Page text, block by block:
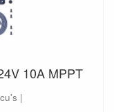
10A MPPT
|